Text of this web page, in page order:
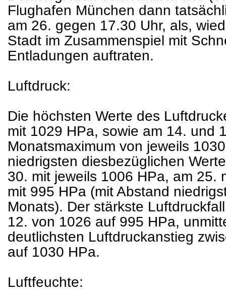
Flughafen München dann
am 26. gegen 17.30 Uhr, als,
Stadt im Zusammenspiel mit
Entladungen auftraten.
Luftdruck:
Die höchsten Werte des
mit 1029 HPa, sowie am 14. und
Monatsmaximum von jeweils
niedrigsten diesbezüglichen
30. mit jeweils 1006 HPa, am 25.
mit 995 HPa (mit Abstand
Monats). Der stärkste
12. von 1026 auf 995 HPa,
deutlichsten Luftdruckanstieg
auf 1030 HPa.
Luftfeuchte: